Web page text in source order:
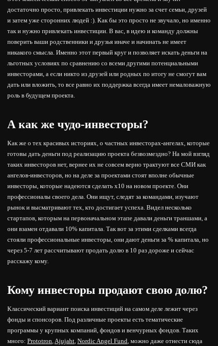
достаточно просто, привлекать инвестиции нужно за счет семьи, друзей
и затем уже сторонних людей :). Как бы это просто не звучало, но именно
так и нужно привлекать инвестиции. В вас, в идею и команду должны
поверить ваши родственники и друзья иначе и начинать не имеет
никакого смысла. Именно этот первый круг и позволяет искать деньги на
льготных условиях по сравнению со всеми другими потенциальными
инвесторами, а если никто из друзей или родных по итогу не смогут вам
дать или вложить, то все равно их поддержка всегда имеет немаловажную
роль в будущем проекта.
А как же чудо-инвесторы?
Как же о тех красивых историях, о частных инвесторах-ангелах, которые
готовы дать деньги под реализацию проекта безвозмездно? На мой взгляд
таких инвесторов нет, вернее их не совсем верно трактуют все СМИ как
ангелов-инвесторов, но на деле за проектами стоят вполне обычные
инвесторы, которые надеются сделать х10 на новом проекте. Они
профессионалы своего дела. Они ищут, следят за командами, изучают
рынок и высматривают тех, кто достигает успеха. Видел несколько
стартапов, которым на первоначальном этапе давали деньги траншами, а
они взамен отдавали 10% капитала. Так вот за этими сделками всегда
стояли профессиональные инвесторы, они дают деньги за % капитала, но
через 5-7 лет рассчитывают продать долю в 10 раз дороже и сейчас
расскажу кому.
Кому инвесторы продают свою долю?
Классический вариант поиска инвестиций на самом деле лежит через
фонды и спонсоров. Под различные проекты есть тематические
программы у крупных компаний, фондов и венчурных фондов. Таких
много: Prototron,Ajujaht, Nordic Angel Fund, можно даже отнести сюда